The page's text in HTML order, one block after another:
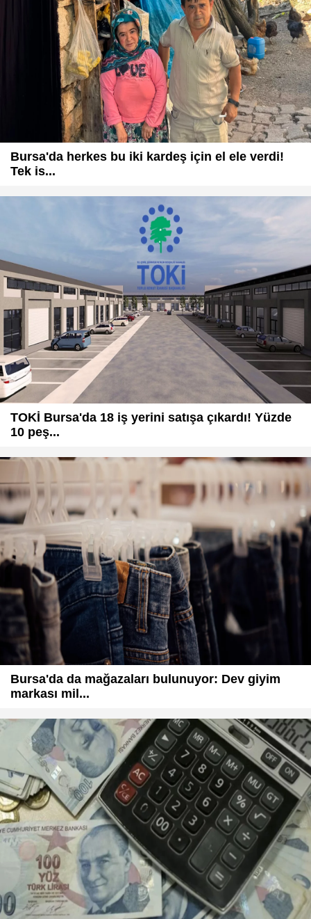
Bursa'da herkes bu iki kardeş için el ele verdi!
Tek is...
TOKİ Bursa'da 18 iş yerini satışa çıkardı! Yüzde
10 peş...
Bursa'da da mağazaları bulunuyor: Dev giyim
markası mil...